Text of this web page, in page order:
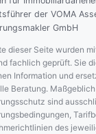
der VOMA
GmbH
dieser Seite wurden
fachlich geprüft. Sie
Information und
Beratung.
sind
des